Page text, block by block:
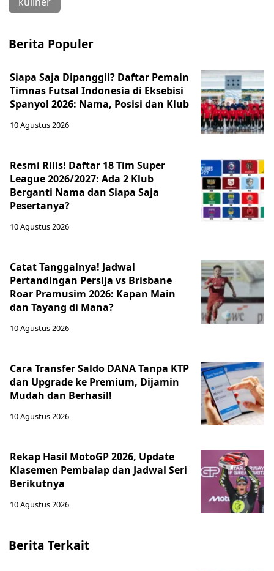
Berita Populer
Siapa Saja Dipanggil? Daftar Pemain
Timnas Futsal Indonesia di Eksebisi
Spanyol 2026: Nama, Posisi dan Klub
10 Agustus 2026
Resmi Rilis! Daftar 18 Tim Super
League 2026/2027: Ada 2 Klub
Berganti Nama dan Siapa Saja
Pesertanya?
10 Agustus 2026
Catat Tanggalnya! Jadwal
Pertandingan Persija vs Brisbane
Roar Pramusim 2026: Kapan Main
dan Tayang di Mana?
10 Agustus 2026
Cara Transfer Saldo DANA Tanpa KTP
dan Upgrade ke Premium, Dijamin
Mudah dan Berhasil!
10 Agustus 2026
Rekap Hasil MotoGP 2026, Update
Klasemen Pembalap dan Jadwal Seri
Berikutnya
10 Agustus 2026
Berita Terkait